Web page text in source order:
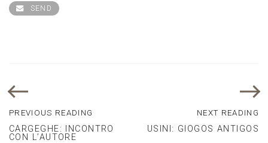
SEND
PREVIOUS READING
CARGEGHE: INCONTRO
CON L’AUTORE
NEXT READING
USINI: GIOGOS ANTIGOS